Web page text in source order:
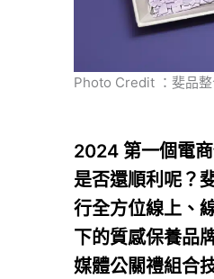
Photo Credit ：斐品整
2024 第一個電
是否還順利呢？
行全方位線上、
下的質感保養品
媒體公關禮組合